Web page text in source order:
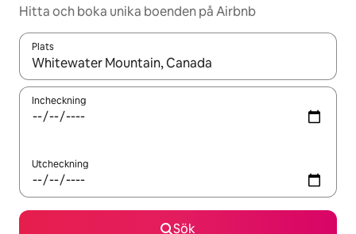
Hitta och boka unika boenden på Airbnb
Plats
När resultaten är tillgängliga kan du navigera med upp- och
Incheckning
Utcheckning
Sök